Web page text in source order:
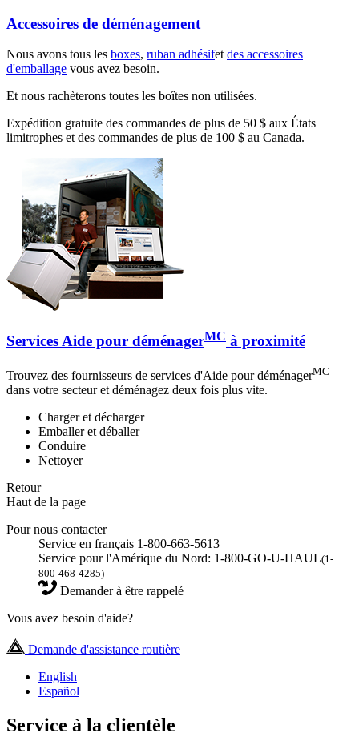
Accessoires de déménagement
Nous avons tous les boxes, ruban adhésifetdes accessoires
d'emballage vous avez besoin.
Et nous rachèterons toutes les boîtes non utilisées.
Expédition gratuite des commandes de plus de 50 $ aux États
limitrophes et des commandes de plus de 100 $ au Canada.
Services Aide pour déménagerMC à proximité
Trouvez des fournisseurs de services d'Aide pour déménagerMC
dans votre secteur et déménagez deux fois plus vite.
Charger et décharger
Emballer et déballer
Conduire
Nettoyer
Retour
Haut de la page
Pour nous contacter
Service en français 1-800-663-5613
Service pour l'Amérique du Nord: 1-800-GO-U-HAUL(1-
800-468-4285)
Demander à être rappelé
Vous avez besoin d'aide?
Demande d'assistance routière
English
Español
Service à la clientèle